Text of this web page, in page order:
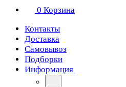
0 Корзина
Контакты
Доставка
Самовывоз
Подборки
Информация